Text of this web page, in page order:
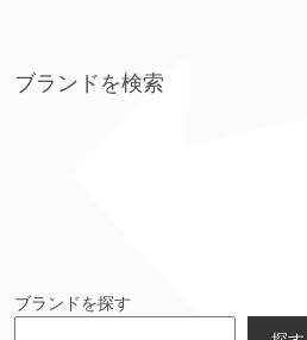
ブランドを検索
ブランドを探す